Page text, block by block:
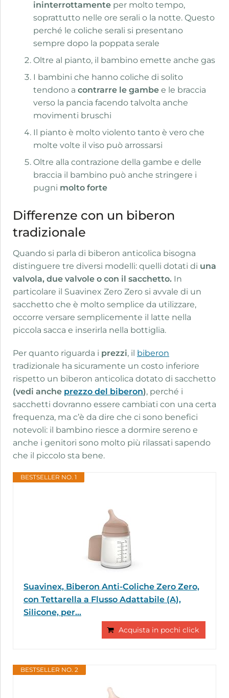
ininterrottamente per molto tempo,
soprattutto nelle ore serali o la notte. Questo
perché le coliche serali si presentano
sempre dopo la poppata serale
Oltre al pianto, il bambino emette anche gas
I bambini che hanno coliche di solito
tendono a contrarre le gambe e le braccia
verso la pancia facendo talvolta anche
movimenti bruschi
Il pianto è molto violento tanto è vero che
molte volte il viso può arrossarsi
Oltre alla contrazione della gambe e delle
braccia il bambino può anche stringere i
pugni molto forte
Differenze con un biberon
tradizionale
Quando si parla di biberon anticolica bisogna
distinguere tre diversi modelli: quelli dotati di una
valvola, due valvole o con il sacchetto. In
particolare il Suavinex Zero Zero si avvale di un
sacchetto che è molto semplice da utilizzare,
occorre versare semplicemente il latte nella
piccola sacca e inserirla nella bottiglia.
Per quanto riguarda i prezzi, il biberon
tradizionale ha sicuramente un costo inferiore
rispetto un biberon anticolica dotato di sacchetto
(vedi anche prezzo del biberon), perché i
sacchetti dovranno essere cambiati con una certa
frequenza, ma c’è da dire che ci sono benefici
notevoli: il bambino riesce a dormire sereno e
anche i genitori sono molto più rilassati sapendo
che il piccolo sta bene.
BESTSELLER NO. 1
Suavinex, Biberon Anti-Coliche Zero Zero,
con Tettarella a Flusso Adattabile (A),
Silicone, per...
Acquista in pochi click
BESTSELLER NO. 2